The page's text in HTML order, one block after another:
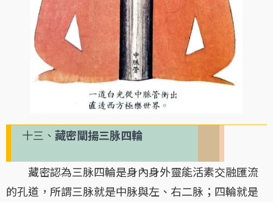
十三、 藏密闡揚三脉四輪
藏密認為三脉四輪是身內身外靈能活素交融匯流
的孔道，所謂三脉就是中脉與左、右二脉；四輪就是